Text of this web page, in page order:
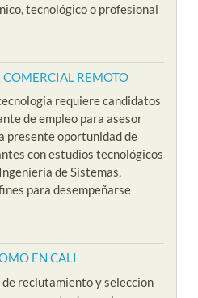
tecnológico o profesional
COMERCIAL REMOTO
requiere candidatos
de empleo para asesor
presente oportunidad de
con estudios tecnológicos
de Sistemas,
para desempeñarse
EN CALI
reclutamiento y seleccion